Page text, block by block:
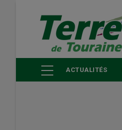
principal
ACTUALITÉS